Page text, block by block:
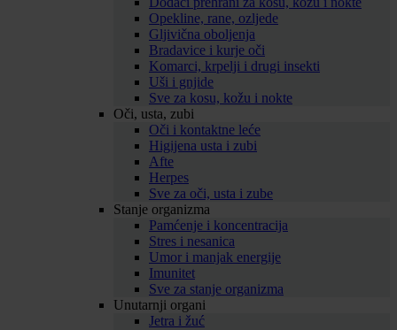
Opekline, rane, ozljede
Gljivična oboljenja
Bradavice i kurje oči
Komarci, krpelji i drugi insekti
Uši i gnjide
Sve za kosu, kožu i nokte
Oči, usta, zubi
Oči i kontaktne leće
Higijena usta i zubi
Afte
Herpes
Sve za oči, usta i zube
Stanje organizma
Pamćenje i koncentracija
Stres i nesanica
Umor i manjak energije
Imunitet
Sve za stanje organizma
Unutarnji organi
Jetra i žuć